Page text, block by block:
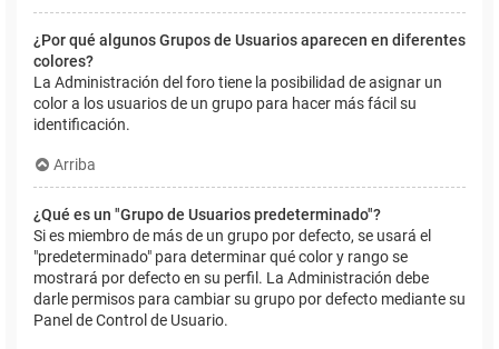
¿Por qué algunos Grupos de Usuarios aparecen en diferentes
colores?
La Administración del foro tiene la posibilidad de asignar un
color a los usuarios de un grupo para hacer más fácil su
identificación.
Arriba
¿Qué es un "Grupo de Usuarios predeterminado"?
Si es miembro de más de un grupo por defecto, se usará el
"predeterminado" para determinar qué color y rango se
mostrará por defecto en su perfil. La Administración debe
darle permisos para cambiar su grupo por defecto mediante su
Panel de Control de Usuario.